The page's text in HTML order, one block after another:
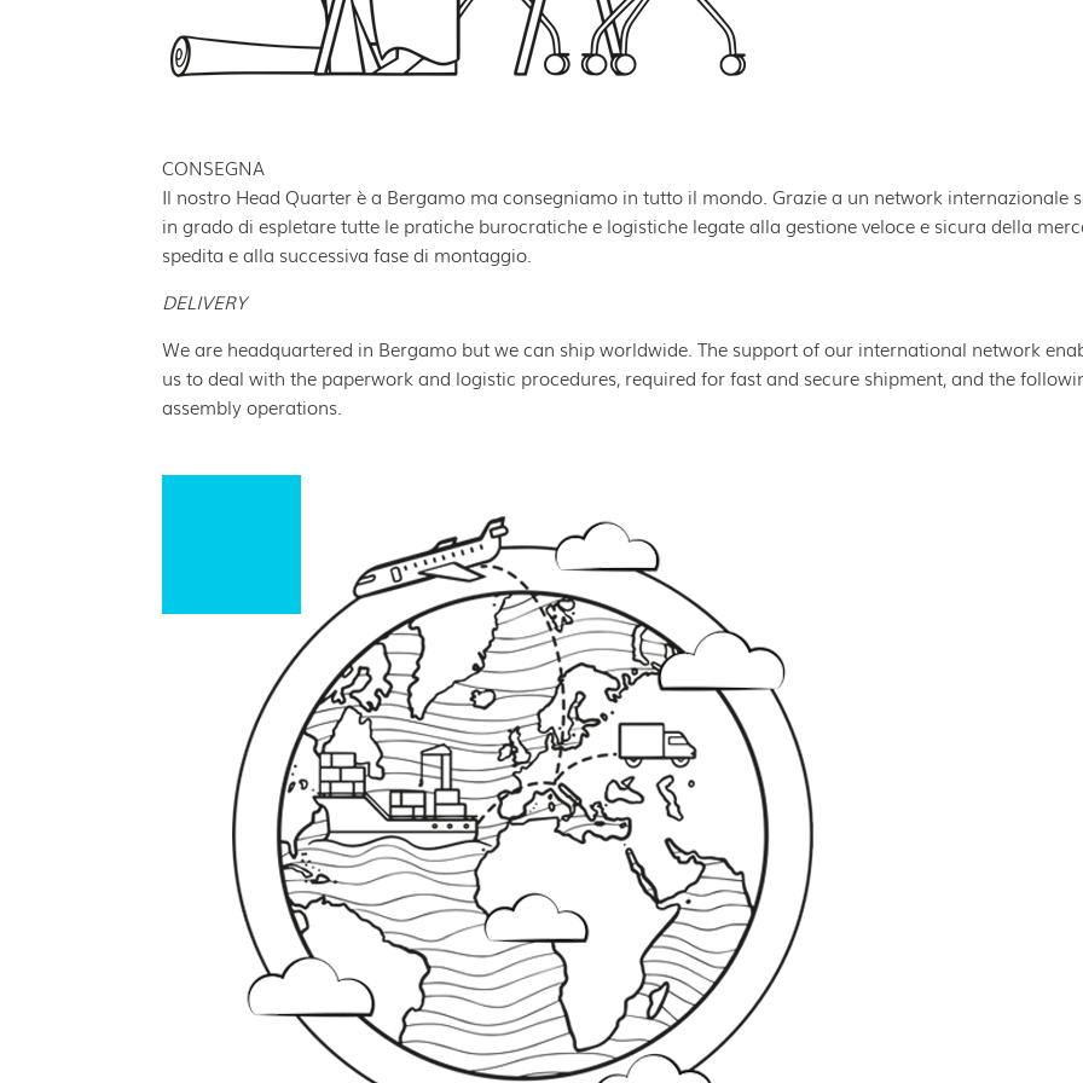
CONSEGNA
Il nostro Head Quarter è a Bergamo ma consegniamo in tutto il mondo. Grazie a un network internazionale
in grado di espletare tutte le pratiche burocratiche e logistiche legate alla gestione veloce e sicura della
spedita e alla successiva fase di montaggio.
DELIVERY
We are headquartered in Bergamo but we can ship worldwide. The support of our international network
us to deal with the paperwork and logistic procedures, required for fast and secure shipment, and the
assembly operations.